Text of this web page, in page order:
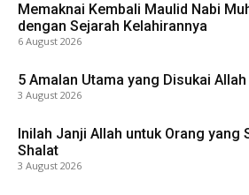
Memaknai Kembali Maulid Nabi
dengan Sejarah Kelahirannya
6 August 2026
5 Amalan Utama yang Disukai Allah
3 August 2026
Inilah Janji Allah untuk Orang yang
Shalat
3 August 2026